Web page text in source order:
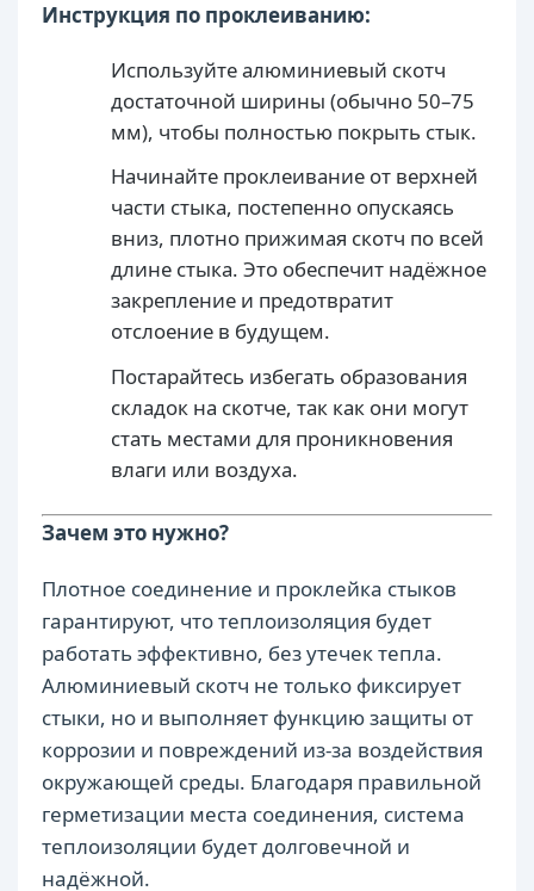
Инструкция по проклеиванию:
Используйте алюминиевый скотч
достаточной ширины (обычно 50–75
мм), чтобы полностью покрыть стык.
Начинайте проклеивание от верхней
части стыка, постепенно опускаясь
вниз, плотно прижимая скотч по всей
длине стыка. Это обеспечит надёжное
закрепление и предотвратит
отслоение в будущем.
Постарайтесь избегать образования
складок на скотче, так как они могут
стать местами для проникновения
влаги или воздуха.
Зачем это нужно?
Плотное соединение и проклейка стыков
гарантируют, что теплоизоляция будет
работать эффективно, без утечек тепла.
Алюминиевый скотч не только фиксирует
стыки, но и выполняет функцию защиты от
коррозии и повреждений из-за воздействия
окружающей среды. Благодаря правильной
герметизации места соединения, система
теплоизоляции будет долговечной и
надёжной.